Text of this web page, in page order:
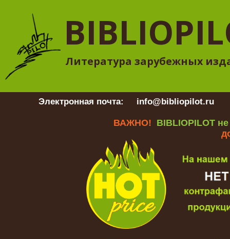
Литература зарубежных
Электронная почта: info@bibliopilot.ru
ВАЖНО! BIBLIOPILOT